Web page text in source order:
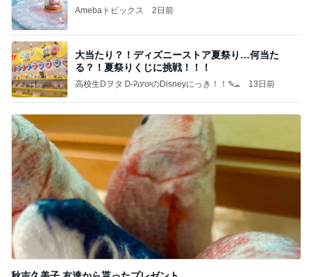
Amebaトピックス 2日前
大当たり？！ディズニーストア夏祭り…何当た
る？！夏祭りくじに挑戦！！！
高校生Dヲタ Ꭰ-ᎮꭵꭹꭴのDisneyにっき！！✎ܚ 13日前